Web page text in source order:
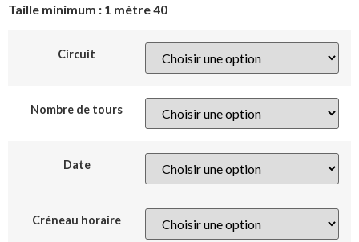
Taille minimum : 1 mètre 40
Circuit
Nombre de tours
Date
Créneau horaire